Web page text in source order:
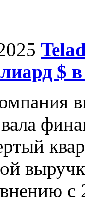
$ в
с